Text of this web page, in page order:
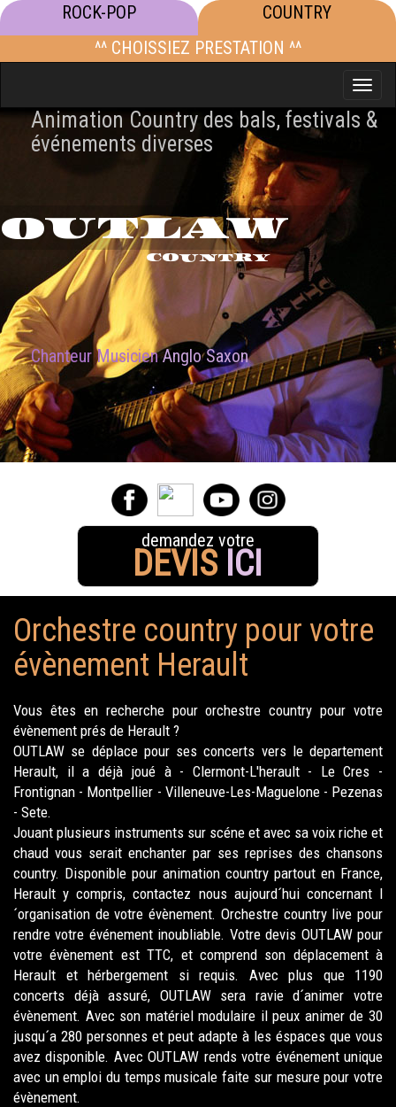
ROCK-POP
COUNTRY
^^ CHOISSIEZ PRESTATION ^^
Toggle
Animation Country des bals, festivals &
événements diverses
OUTLAW
COUNTRY
Chanteur MusicienAnglo Saxon
demandez votre
DEVIS ICI
Orchestre country pour votre
évènement Herault
Vous êtes en recherche pour orchestre country pour votre
évènement prés de Herault ?
OUTLAW se déplace pour ses concerts vers le departement
Herault, il a déjà joué à - Clermont-L'herault - Le Cres -
Frontignan - Montpellier - Villeneuve-Les-Maguelone - Pezenas
- Sete.
Jouant plusieurs instruments sur scéne et avec sa voix riche et
chaud vous serait enchanter par ses reprises des chansons
country. Disponible pour animation country partout en France,
Herault y compris, contactez nous aujourd´hui concernant l
´organisation de votre évènement. Orchestre country live pour
rendre votre événement inoubliable. Votre devis OUTLAW pour
votre évènement est TTC, et comprend son déplacement à
Herault et hérbergement si requis. Avec plus que 1190
concerts déjà assuré, OUTLAW sera ravie d´animer votre
évènement. Avec son matériel modulaire il peux animer de 30
jusqu´a 280 personnes et peut adapte à les éspaces que vous
avez disponible. Avec OUTLAW rends votre événement unique
avec un emploi du temps musicale faite sur mesure pour votre
évènement.